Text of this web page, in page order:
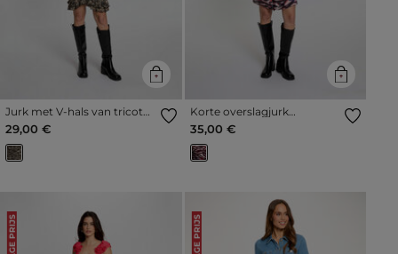
Jurk met V-hals van tricot
meerkleurig vrouw
29,00 €
Korte overslagjurk
meerkleurig vrouw
35,00 €
LAGE PRIJS LAGE PRIJS